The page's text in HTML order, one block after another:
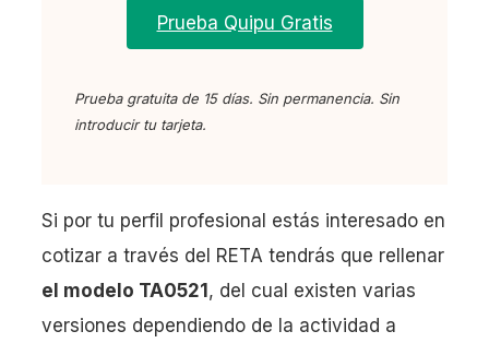
Prueba Quipu Gratis
Prueba gratuita de 15 días. Sin permanencia. Sin
introducir tu tarjeta.
Si por tu perfil profesional estás interesado en
cotizar a través del RETA tendrás que rellenar
el modelo TA0521, del cual existen varias
versiones dependiendo de la actividad a